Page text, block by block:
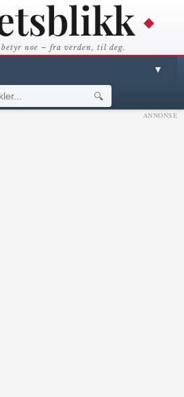
betyr noe – fra verden, til deg.
▼
🔍
ANNONSE